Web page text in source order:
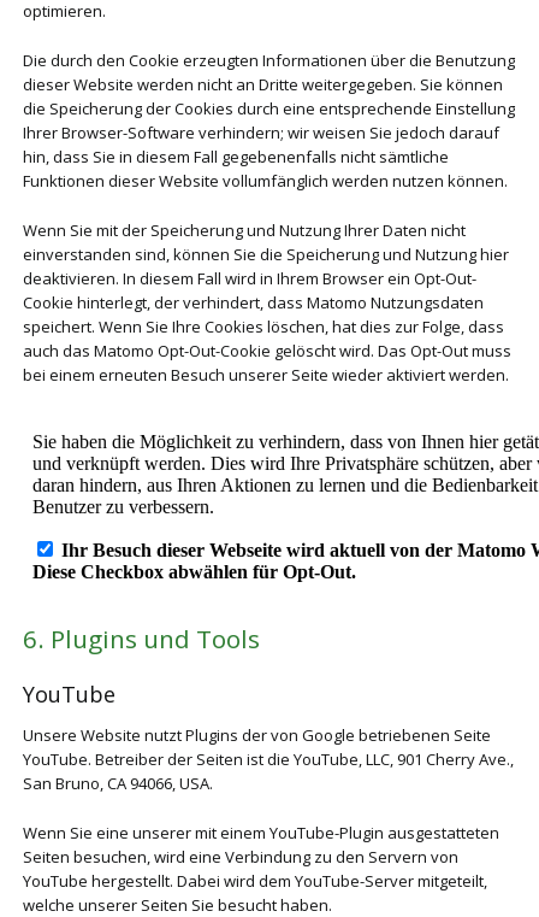
optimieren.
Die durch den Cookie erzeugten Informationen über die Benutzung
dieser Website werden nicht an Dritte weitergegeben. Sie können
die Speicherung der Cookies durch eine entsprechende Einstellung
Ihrer Browser-Software verhindern; wir weisen Sie jedoch darauf
hin, dass Sie in diesem Fall gegebenenfalls nicht sämtliche
Funktionen dieser Website vollumfänglich werden nutzen können.
Wenn Sie mit der Speicherung und Nutzung Ihrer Daten nicht
einverstanden sind, können Sie die Speicherung und Nutzung hier
deaktivieren. In diesem Fall wird in Ihrem Browser ein Opt-Out-
Cookie hinterlegt, der verhindert, dass Matomo Nutzungsdaten
speichert. Wenn Sie Ihre Cookies löschen, hat dies zur Folge, dass
auch das Matomo Opt-Out-Cookie gelöscht wird. Das Opt-Out muss
bei einem erneuten Besuch unserer Seite wieder aktiviert werden.
6. Plugins und Tools
YouTube
Unsere Website nutzt Plugins der von Google betriebenen Seite
YouTube. Betreiber der Seiten ist die YouTube, LLC, 901 Cherry Ave.,
San Bruno, CA 94066, USA.
Wenn Sie eine unserer mit einem YouTube-Plugin ausgestatteten
Seiten besuchen, wird eine Verbindung zu den Servern von
YouTube hergestellt. Dabei wird dem YouTube-Server mitgeteilt,
welche unserer Seiten Sie besucht haben.